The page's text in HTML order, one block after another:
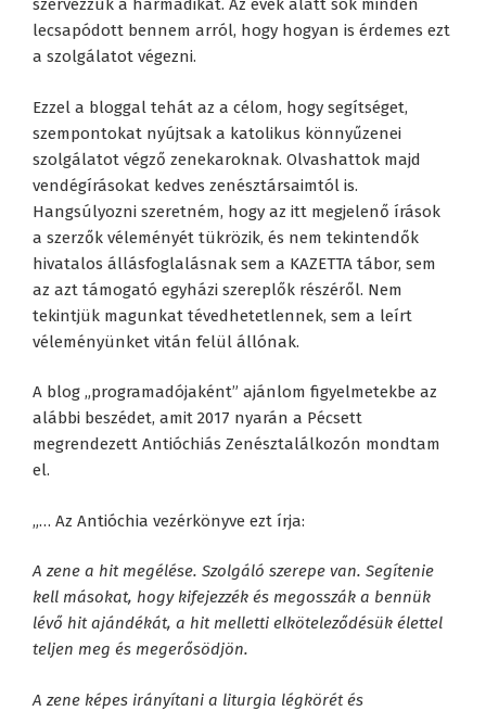
szervezzük a harmadikat. Az évek alatt sok minden
lecsapódott bennem arról, hogy hogyan is érdemes ezt
a szolgálatot végezni.
Ezzel a bloggal tehát az a célom, hogy segítséget,
szempontokat nyújtsak a katolikus könnyűzenei
szolgálatot végző zenekaroknak. Olvashattok majd
vendégírásokat kedves zenésztársaimtól is.
Hangsúlyozni szeretném, hogy az itt megjelenő írások
a szerzők véleményét tükrözik, és nem tekintendők
hivatalos állásfoglalásnak sem a KAZETTA tábor, sem
az azt támogató egyházi szereplők részéről. Nem
tekintjük magunkat tévedhetetlennek, sem a leírt
véleményünket vitán felül állónak.
A blog „programadójaként” ajánlom figyelmetekbe az
alábbi beszédet, amit 2017 nyarán a Pécsett
megrendezett Antióchiás Zenésztalálkozón mondtam
el.
„… Az Antióchia vezérkönyve ezt írja:
A zene a hit megélése. Szolgáló szerepe van. Segítenie
kell másokat, hogy kifejezzék és megosszák a bennük
lévő hit ajándékát, a hit melletti elköteleződésük élettel
teljen meg és megerősödjön.
A zene képes irányítani a liturgia légkörét és